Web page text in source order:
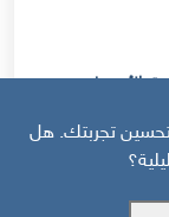
الأوسط
تجربتك. هل